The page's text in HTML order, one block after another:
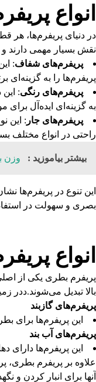
انواع
در دنیای پریفرم‌ها،
نقش بسیار مهمی دارند
پریفرم‌های شفاف:
پریفرم‌ها را به گزینه‌ای
پریفرم‌های رنگی:
به گزینه‌ای ایده‌آل برای
پریفرم‌های جار : این
راحتی در انواع مختلف
بیشتر بیاموزید : وزن
این تنوع در پریفرم‌ها
بصری و سهولت در
انواع
بالا تبدیل می‌شوند.ددر
پریفرم‌های گازبند
این پریفرم‌ها برای بطری‌های نوشابه‌های گازدار با
پریفرم‌های آب بند
این پریفرم‌ها دارای دهانه 30 میلیمتری هستند و برای بطری‌های آب معدنی با حجم 500 سی‌سی و 1.5 لیتر استفاده می‌شوند. وزن‌های آنها به ترتیب
علاوه بر پریفرم بطری،
آنها برای انبار کردن و